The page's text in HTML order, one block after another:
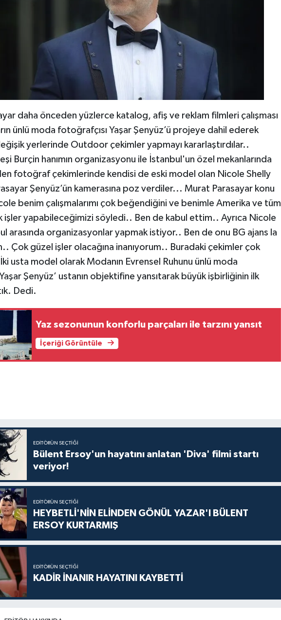
daha önceden yüzlerce katalog, afiş ve reklam filmleri çalışması
ünlü moda fotoğrafçısı Yaşar Şenyüz’ü projeye dahil ederek
yerlerinde Outdoor çekimler yapmayı kararlaştırdılar..
eşi Burçin hanımın organizasyonu ile İstanbul'un özel mekanlarında
fotoğraf çekimlerinde kendisi de eski model olan Nicole Shelly
Şenyüz’ün kamerasına poz verdiler... Murat Parasayar konu
benim çalışmalarımı çok beğendiğini ve benimle Amerika ve tüm
işler yapabileceğimizi söyledi.. Ben de kabul ettim.. Ayrıca Nicole
arasında organizasyonlar yapmak istiyor.. Ben de onu BG ajans la
Çok güzel işler olacağına inanıyorum.. Buradaki çekimler çok
usta model olarak Modanın Evrensel Ruhunu ünlü moda
Şenyüz’ ustanın objektifine yansıtarak büyük işbirliğinin ilk
Dedi.
Yaz sezonunun konforlu parçaları ile tarzını yansıt
İçeriği Görüntüle
EDITÖRÜN SEÇTIĞI
Bülent Ersoy'un hayatını anlatan 'Diva' filmi startı
veriyor!
EDITÖRÜN SEÇTIĞI
HEYBETLİ'NİN ELİNDEN GÖNÜL YAZAR'I BÜLENT
ERSOY KURTARMIŞ
EDITÖRÜN SEÇTIĞI
KADİR İNANIR HAYATINI KAYBETTİ